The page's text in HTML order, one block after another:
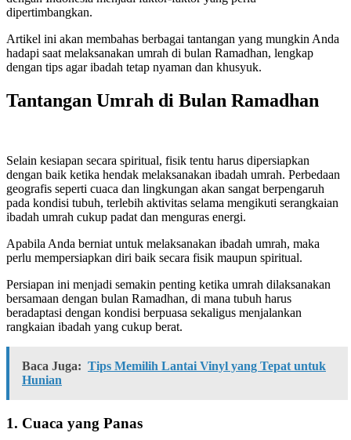
dipertimbangkan.
Artikel ini akan membahas berbagai tantangan yang mungkin Anda
hadapi saat melaksanakan umrah di bulan Ramadhan, lengkap
dengan tips agar ibadah tetap nyaman dan khusyuk.
Tantangan Umrah di Bulan Ramadhan
Selain kesiapan secara spiritual, fisik tentu harus dipersiapkan
dengan baik ketika hendak melaksanakan ibadah umrah. Perbedaan
geografis seperti cuaca dan lingkungan akan sangat berpengaruh
pada kondisi tubuh, terlebih aktivitas selama mengikuti serangkaian
ibadah umrah cukup padat dan menguras energi.
Apabila Anda berniat untuk melaksanakan ibadah umrah, maka
perlu mempersiapkan diri baik secara fisik maupun spiritual.
Persiapan ini menjadi semakin penting ketika umrah dilaksanakan
bersamaan dengan bulan Ramadhan, di mana tubuh harus
beradaptasi dengan kondisi berpuasa sekaligus menjalankan
rangkaian ibadah yang cukup berat.
Baca Juga: Tips Memilih Lantai Vinyl yang Tepat untuk
Hunian
1. Cuaca yang Panas